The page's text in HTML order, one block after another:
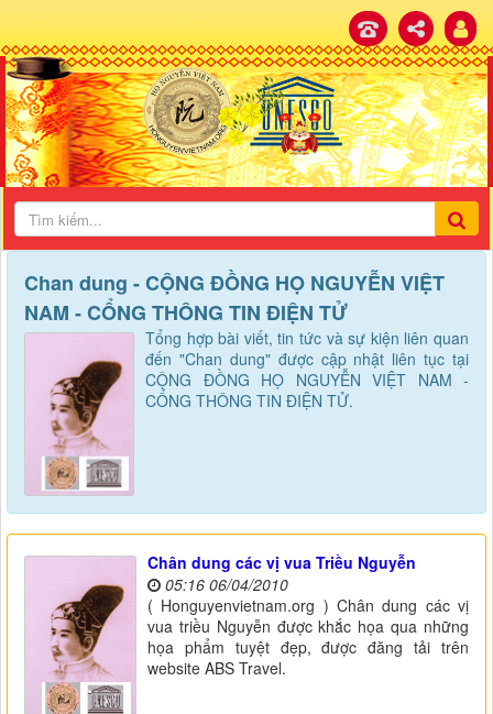
Chan dung - CỘNG ĐỒNG HỌ NGUYỄN VIỆT
NAM - CỔNG THÔNG TIN ĐIỆN TỬ
Tổng hợp bài viết, tin tức và sự kiện liên quan
đến "Chan dung" được cập nhật liên tục tại
CỘNG ĐỒNG HỌ NGUYỄN VIỆT NAM -
CỔNG THÔNG TIN ĐIỆN TỬ.
Chân dung các vị vua Triều Nguyễn
05:16 06/04/2010
( Honguyenvietnam.org ) Chân dung các vị
vua triều Nguyễn được khắc họa qua những
họa phẩm tuyệt đẹp, được đăng tải trên
website ABS Travel.